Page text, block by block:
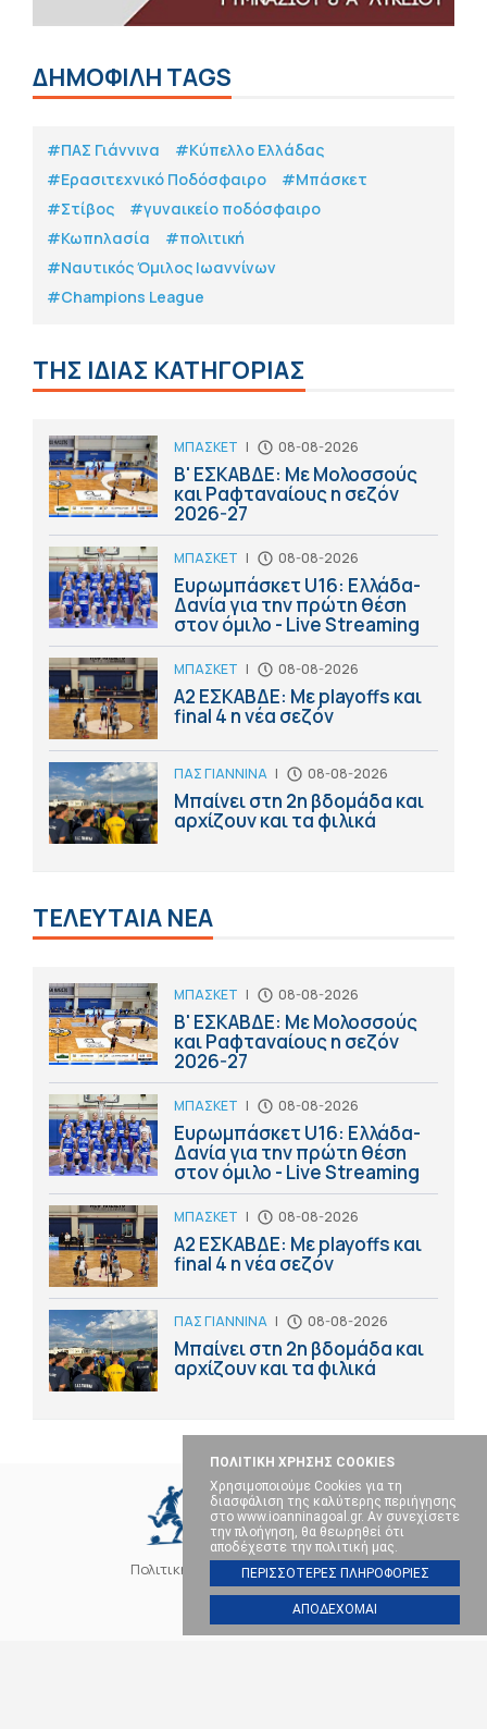
ΠΟΛΙΤΙΚΗ ΧΡΗΣΗΣ COOKIES
Χρησιμοποιούμε Cookies για τη
διασφάλιση της καλύτερης περιήγησης
στο www.ioanninagoal.gr. Αν συνεχίσετε
την πλοήγηση, θα θεωρηθεί ότι
αποδέχεστε την πολιτική μας.
ΠΕΡΙΣΣΟΤΕΡΕΣ ΠΛΗΡΟΦΟΡΙΕΣ
ΑΠΟΔΕΧΟΜΑΙ
ΔΗΜΟΦΙΛΗ TAGS
#ΠΑΣ Γιάννινα
#Κύπελλο Ελλάδας
#Eρασιτεχνικό Ποδόσφαιρο
#Μπάσκετ
#Στίβος
#γυναικείο ποδόσφαιρο
#Κωπηλασία
#πολιτική
#Ναυτικός Όμιλος Ιωαννίνων
#Champions League
ΤΗΣ ΙΔΙΑΣ ΚΑΤΗΓΟΡΙΑΣ
ΜΠΑΣΚΕΤ | 08-08-2026
Β' ΕΣΚΑΒΔΕ: Με Μολοσσούς
και Ραφταναίους η σεζόν
2026-27
ΜΠΑΣΚΕΤ | 08-08-2026
Ευρωμπάσκετ U16: Ελλάδα-
Δανία για την πρώτη θέση
στον όμιλο - Live Streaming
ΜΠΑΣΚΕΤ | 08-08-2026
Α2 ΕΣΚΑΒΔΕ: Με playoffs και
final 4 η νέα σεζόν
ΠΑΣ ΓΙΑΝΝΙΝΑ | 08-08-2026
Μπαίνει στη 2η βδομάδα και
αρχίζουν και τα φιλικά
ΤΕΛΕΥΤΑΙΑ ΝΕΑ
ΜΠΑΣΚΕΤ | 08-08-2026
Β' ΕΣΚΑΒΔΕ: Με Μολοσσούς
και Ραφταναίους η σεζόν
2026-27
ΜΠΑΣΚΕΤ | 08-08-2026
Ευρωμπάσκετ U16: Ελλάδα-
Δανία για την πρώτη θέση
στον όμιλο - Live Streaming
ΜΠΑΣΚΕΤ | 08-08-2026
Α2 ΕΣΚΑΒΔΕ: Με playoffs και
final 4 η νέα σεζόν
ΠΑΣ ΓΙΑΝΝΙΝΑ | 08-08-2026
Μπαίνει στη 2η βδομάδα και
αρχίζουν και τα φιλικά
Πολιτική Cookies Επικοινωνία
SOCIAL MEDIA